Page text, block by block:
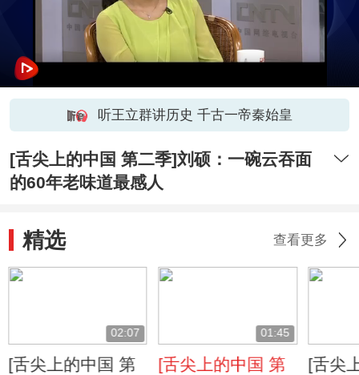
听王立群讲历史 千古一帝秦始皇
[舌尖上的中国 第二季]刘硕：一碗云吞面
的60年老味道最感人
精选 查看更多
02:07
[舌尖上的中国 第
01:45
[舌尖上的中国 第
[舌尖